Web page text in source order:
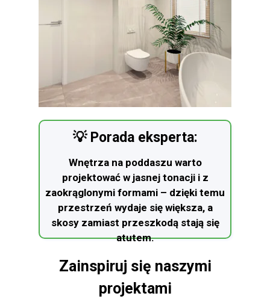
💡 Porada eksperta:
Wnętrza na poddaszu warto
projektować w jasnej tonacji i z
zaokrąglonymi formami – dzięki temu
przestrzeń wydaje się większa, a
skosy zamiast przeszkodą stają się
atutem.
Zainspiruj się naszymi
projektami